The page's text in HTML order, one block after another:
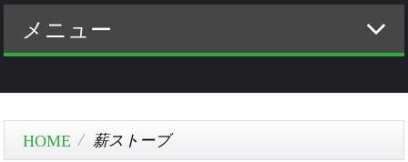
メニュー
薪ストーブ